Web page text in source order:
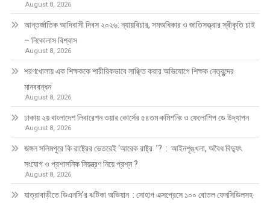
August 8, 2026
আন্তর্জাতিক আদিবাসী দিবস ২০২৬: ন্যায়বিচার, সমঅধিকার ও জাতিসত্ত্বার স্বীকৃতি চাই
– নিকোলাস বিশ্বাস
August 8, 2026
শরণখোলায় এক শিক্ষককে শারীরিকভাবে লাঞ্ছিত করার অভিযোগে শিক্ষক নেতৃবৃন্দের
মানববন্ধন
August 8, 2026
ঢাকায় ২য় বাংলাদেশ লিবারেশন ওয়ার কোর্সের ৫৪তম কমিশনিং ও ফেলোশিপ ডে উদ্‌যাপন
August 8, 2026
জঙ্গল সলিমপুরে কি রাষ্ট্রের ভেতরেই ‘আরেক রাষ্ট্র ’? : আইনশৃঙ্খলা, অবৈধ বিদ্যুৎ
সংযোগ ও প্রশাসনিক নিয়ন্ত্রণ নিয়ে প্রশ্ন ?
August 8, 2026
যাত্রাবাড়ীতে ডিএনসি’র ঝটিকা অভিযান : সোহাগ এক্সপ্রেসে ১০০ বোতল ফেনসিডিলসহ